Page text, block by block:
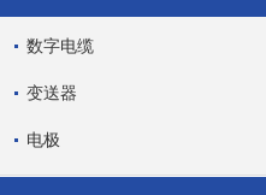
数字电缆
变送器
电极